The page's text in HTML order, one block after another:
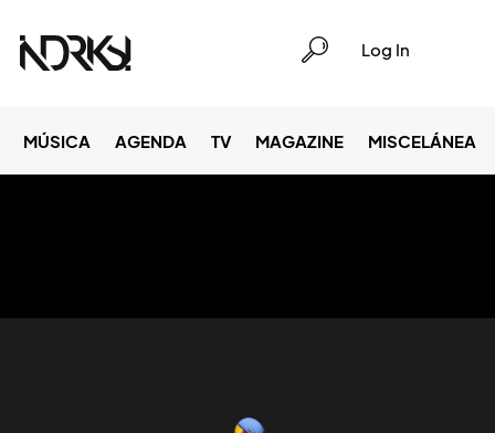
Log In
MÚSICA AGENDA TV MAGAZINE MISCELÁNEA